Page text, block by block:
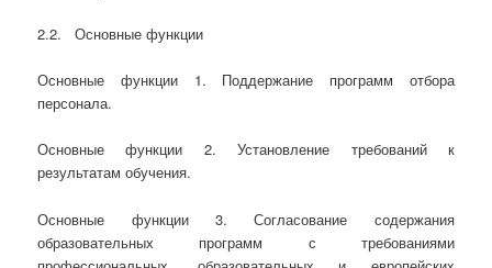
2.2. Основные функции
Основные функции 1. Поддержание программ отбора
персонала.
Основные функции 2. Установление требований к
результатам обучения.
Основные функции 3. Согласование содержания
образовательных программ с требованиями